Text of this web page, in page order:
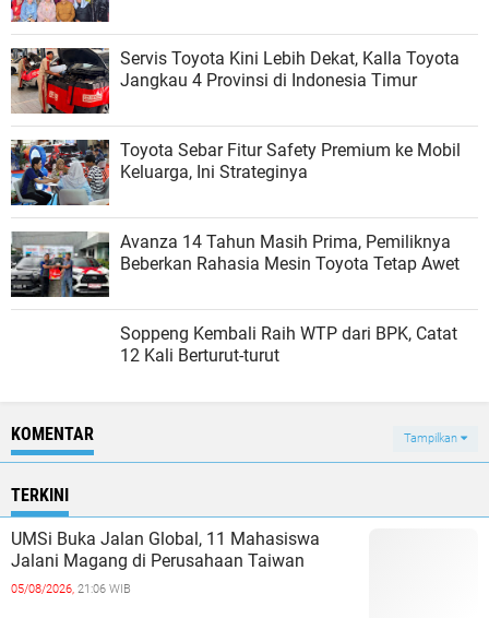
Servis Toyota Kini Lebih Dekat, Kalla Toyota
Jangkau 4 Provinsi di Indonesia Timur
Toyota Sebar Fitur Safety Premium ke Mobil
Keluarga, Ini Strateginya
Avanza 14 Tahun Masih Prima, Pemiliknya
Beberkan Rahasia Mesin Toyota Tetap Awet
Soppeng Kembali Raih WTP dari BPK, Catat
12 Kali Berturut-turut
KOMENTAR Tampilkan
TERKINI
UMSi Buka Jalan Global, 11 Mahasiswa
Jalani Magang di Perusahaan Taiwan
05/08/2026, 21:06 WIB